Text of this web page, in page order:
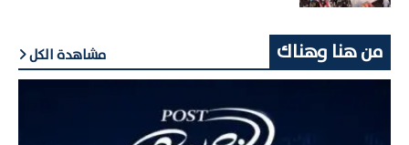
من هنا وهناك مشاهدة الكل